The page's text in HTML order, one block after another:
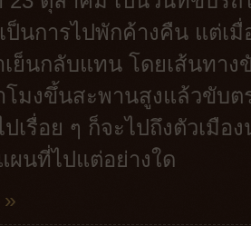
ป็นการไปพักค้างคืน แต่เ
ย็นกลับแทน โดยเส้นทา
มงขึ้นสะพานสูงแล้วขับต
เรื่อย ๆ ก็จะไปถึงตัวเมือ
ผนที่ไปแต่อย่างใด